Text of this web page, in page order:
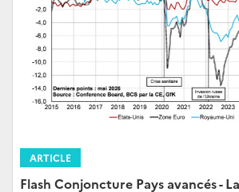
ARTICLE
Flash Conjoncture Pays avancés -